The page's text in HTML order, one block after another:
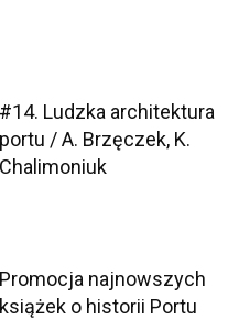
#14. Ludzka architektura
portu / A. Brzęczek, K.
Chalimoniuk
Promocja najnowszych
książek o historii Portu